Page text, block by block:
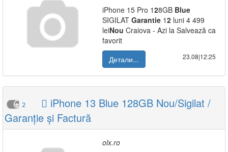
iPhone 15 Pro 128GB Blue
SIGILAT Garantie 12 luni 4 499
leiNou Craiova - Azi la Salvează ca
favorit
Детали...
23.08|12:25
2
 iPhone 13 Blue 128GB Nou/Sigilat /
Garanție și Factură
olx.ro